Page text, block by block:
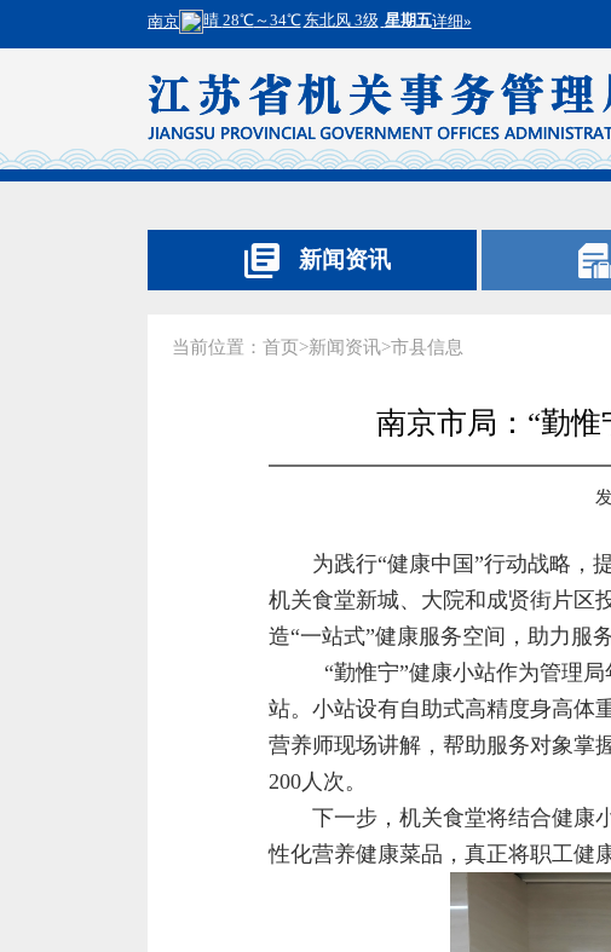
新闻资讯
当前位置： 首页>新闻资讯>市县信息
南京市局：“勤
为践行“健康中国”行动战略，
机关食堂新城、大院和成贤街片区
造“一站式”健康服务空间，助力服
“勤惟宁”健康小站作为管理
站。小站设有自助式高精度身高体
营养师现场讲解，帮助服务对象掌
200人次。
下一步，机关食堂将结合健康
性化营养健康菜品，真正将职工健